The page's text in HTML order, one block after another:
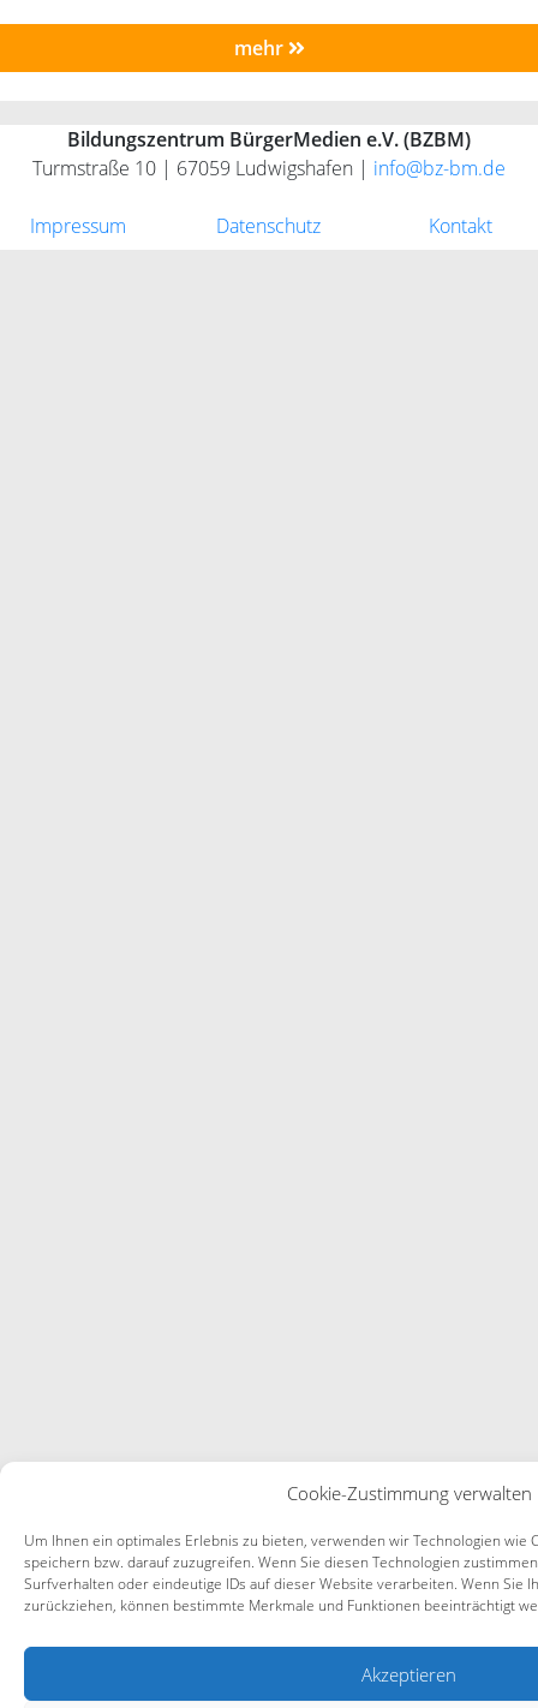
Cookie-Zustimmung verwalten
Um Ihnen ein optimales Erlebnis zu bieten, verwenden wir Technologien wie
speichern bzw. darauf zuzugreifen. Wenn Sie diesen Technologien
Surfverhalten oder eindeutige IDs auf dieser Website verarbeiten. Wenn Sie
zurückziehen, können bestimmte Merkmale und Funktionen beeinträchtigt
Akzeptieren
mehr
Bildungszentrum BürgerMedien e.V. (BZBM)
Turmstraße 10 | 67059 Ludwigshafen | info@bz-bm.de
Impressum Datenschutz Kontakt